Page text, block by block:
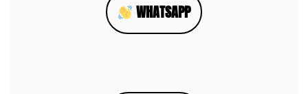
WHATSAPP